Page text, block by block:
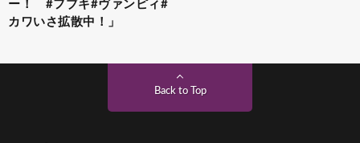
ー！ #フブキ#ヴァンピィ#
カワいさ拡散中！」
Back to Top